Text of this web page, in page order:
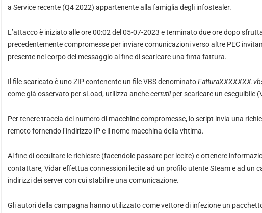
a Service recente (Q4 2022) appartenente alla famiglia degli infostealer.
L’attacco è iniziato alle ore 00:02 del 05-07-2023 e terminato due ore dopo
precedentemente compromesse per inviare comunicazioni verso altre PEC
presente nel corpo del messaggio al fine di scaricare una finta fattura.
Il file scaricato è uno ZIP contenente un file VBS denominato
come già osservato per sLoad, utilizza anchecertutilper scaricare un eseguibile
Per tenere traccia del numero di macchine compromesse, lo script invia una
remoto fornendo l’indirizzo IP e il nome macchina della vittima.
Al fine di occultare le richieste (facendole passare per lecite) e ottenere
contattare, Vidar effettua connessioni lecite ad un profilo utente Steam e ad un
indirizzi dei server con cui stabilire una comunicazione.
Gli autori della campagna hanno utilizzato come vettore di infezione un